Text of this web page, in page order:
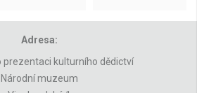
Adresa:
prezentaci kulturního dědictví
Národní muzeum